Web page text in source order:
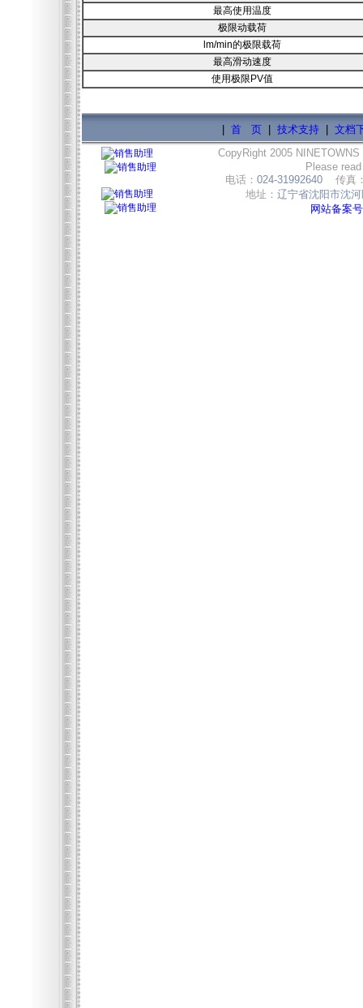
最高使用温度
极限动载荷
lm/min的极限载荷
最高滑动速度
使用极限PV值
首 页| 技术支持| 文档
CopyRight 2005 NINETOWNS
Please
电话： 024-31992640 传真
地址： 辽宁省沈阳市沈
网站备案